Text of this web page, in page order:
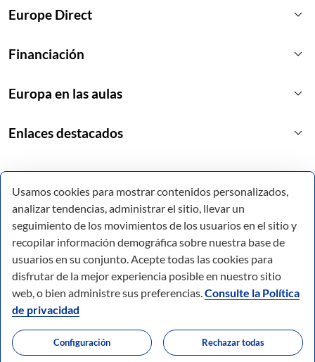
Europe Direct keyboard_arrow_down
Financiación keyboard_arrow_down
Europa en las aulas keyboard_arrow_down
Enlaces destacados keyboard_arrow_down
© Todos los derechos reservados.
Comunidad Autónoma de la Región de Murcia.
Usamos cookies para mostrar contenidos personalizados,
analizar tendencias, administrar el sitio, llevar un
seguimiento de los movimientos de los usuarios en el sitio y
recopilar información demográfica sobre nuestra base de
usuarios en su conjunto. Acepte todas las cookies para
disfrutar de la mejor experiencia posible en nuestro sitio
web, o bien administre sus preferencias.Consulte la Política
de privacidad
Configuración Rechazar todas